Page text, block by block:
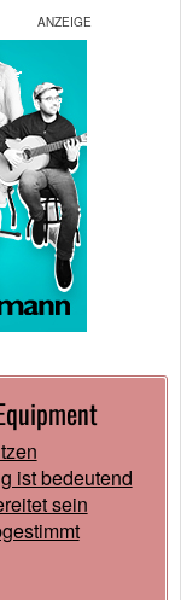
ist bedeutend
sein